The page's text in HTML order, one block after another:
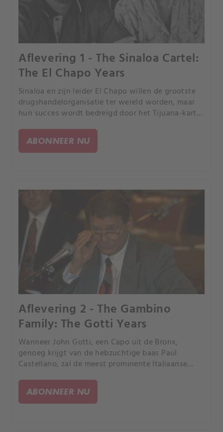
Aflevering 1 - The Sinaloa Cartel:
The El Chapo Years
Sinaloa en zijn leider El Chapo willen de grootste
drugshandelorganisatie ter wereld worden, maar
hun succes wordt bedreigd door het Tijuana-kartel
ABONNEER NU
Aflevering 2 - The Gambino
Family: The Gotti Years
Wanneer John Gotti, een Capo uit de Bronx,
genoeg krijgt van de hebzuchtige baas Paul
Castellano, zal de meest prominente Italiaanse
ABONNEER NU